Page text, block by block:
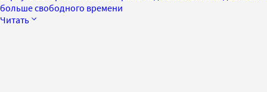
больше свободного времени
Читать